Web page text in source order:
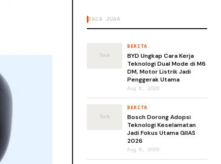
BACA JUGA
BERITA
BYD Ungkap Cara Kerja
Teknologi Dual Mode di M6
DM, Motor Listrik Jadi
Penggerak Utama
Aug 6, 2026
BERITA
Bosch Dorong Adopsi
Teknologi Keselamatan
Jadi Fokus Utama GIIAS
2026
Aug 6, 2026